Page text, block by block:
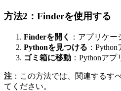
方法2：Finderを使用する
Finderを開く
：アプリケ
Pythonを見つける ：
ゴミ箱に移動 ：Pythonア
注 ：この方法では、関連する
てください。